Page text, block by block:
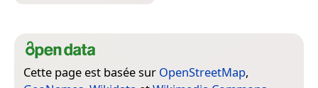
Cette page est basée sur OpenStreetMap,